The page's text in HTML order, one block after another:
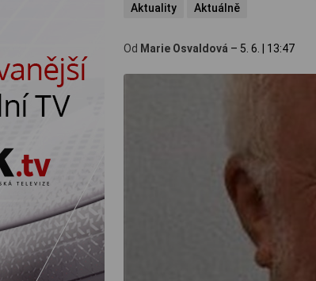
Aktuality Aktuálně
Od Marie Osvaldová – 5. 6. 13:47